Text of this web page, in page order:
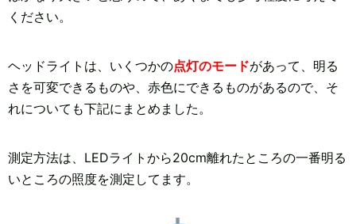
ください。
ヘッドライトは、いくつかの点灯のモードがあって、明る
さを可変できるものや、赤色にできるものがあるので、そ
れについても下記にまとめました。
測定方法は、LEDライトから20cm離れたところの一番明る
いところの照度を測定してます。